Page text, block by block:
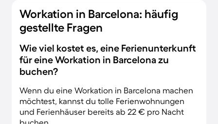
Workation in Barcelona: häufig
gestellte Fragen
Wie viel kostet es, eine Ferienunterkunft
für eine Workation in Barcelona zu
buchen?
Wenn du eine Workation in Barcelona machen
möchtest, kannst du tolle Ferienwohnungen
und Ferienhäuser bereits ab 22 € pro Nacht